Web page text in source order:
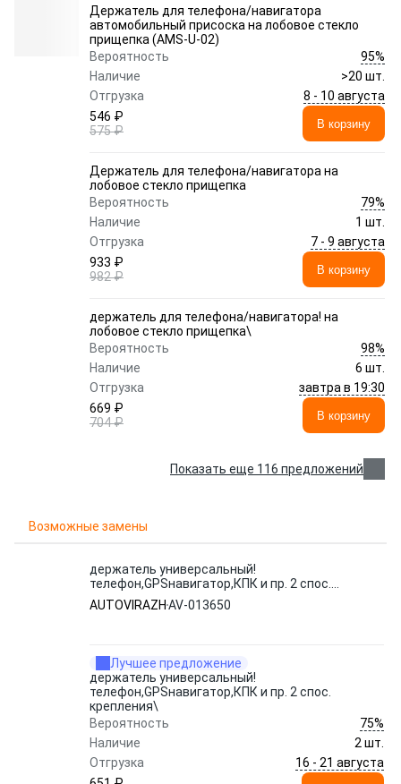
Держатель для телефона/навигатора
автомобильный присоска на лобовое стекло
прищепка (AMS-U-02)
Вероятность
95%
Наличие
>20 шт.
Отгрузка
8 - 10 августа
546 ₽
575 ₽
В корзину
Держатель для телефона/навигатора на
лобовое стекло прищепка
Вероятность
79%
Наличие
1 шт.
Отгрузка
7 - 9 августа
933 ₽
982 ₽
В корзину
держатель для телефона/навигатора! на
лобовое стекло прищепка\
Вероятность
98%
Наличие
6 шт.
Отгрузка
завтра в 19:30
669 ₽
704 ₽
В корзину
Показать еще 116 предложений
Возможные замены
держатель универсальный!
телефон,GPSнавигатор,КПК и пр. 2 спос.
крепления\
AUTOVIRAZH AV-013650
Лучшее предложение
держатель универсальный!
телефон,GPSнавигатор,КПК и пр. 2 спос.
крепления\
Вероятность
75%
Наличие
2 шт.
Отгрузка
16 - 21 августа